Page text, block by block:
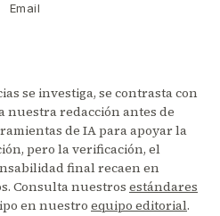
Email
se investiga, se contrasta con
nuestra redacción antes de
de IA para apoyar la
pero la verificación, el
final recaen en
Consulta nuestros estándares
en nuestro equipo editorial.